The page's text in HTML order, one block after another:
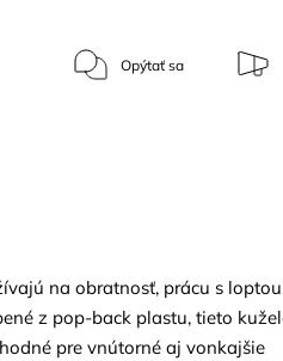
Opýtať sa
na obratnosť, prácu s
z pop-back plastu, tieto
pre vnútorné aj vonkajšie